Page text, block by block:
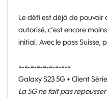
Le défi est déjà de pouvoir
autorisé, c'est encore
initial. Avec le pass Suisse,
=-=-=-=-=-=-=-=-=
Galaxy S23 5G + Client
La 5G ne fait pas